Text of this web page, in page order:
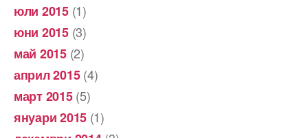
юли 2015(1)
юни 2015(3)
май 2015(2)
април 2015(4)
март 2015(5)
януари 2015 (1)